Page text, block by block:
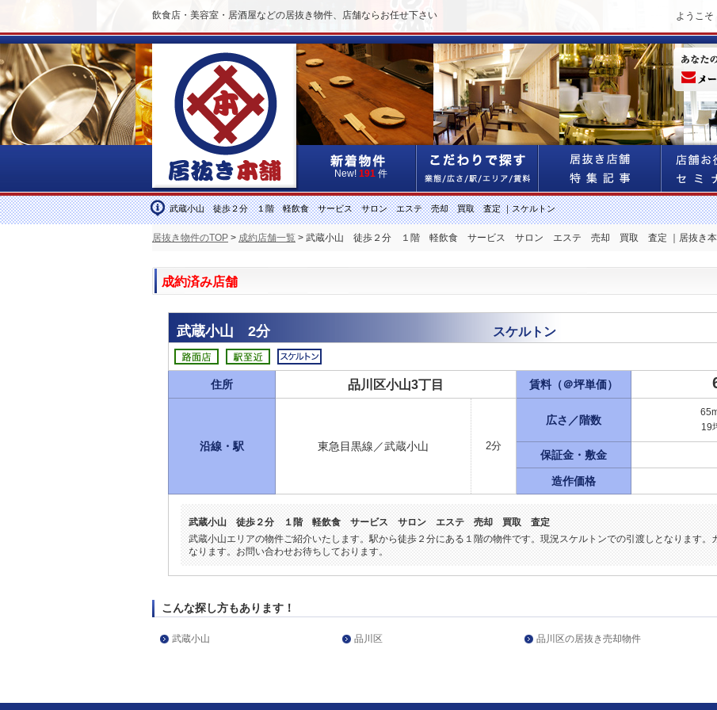
飲食店・美容室・居酒屋などの居抜き物件、店舗ならお任せ下さい ようこそ
New! 191 件
武蔵小山 徒歩２分 １階 軽飲食 サービス サロン エステ 売却 買取 査定 ｜スケルトン
居抜き物件のTOP > 成約店舗一覧 > 武蔵小山 徒歩２分 １階 軽飲食 サービス サロン エステ 売却 買取 査定 ｜居抜き
成約済み店舗
武蔵小山 2分 スケルトン
住所 品川区小山3丁目 賃料（＠坪単価）
沿線・駅 東急目黒線／武蔵小山 2分
広さ／階数
19
保証金・敷金
造作価格
武蔵小山 徒歩２分 １階 軽飲食 サービス サロン エステ 売却 買取 査定
武蔵小山エリアの物件ご紹介いたします。駅から徒歩２分にある１階の物件です。現況スケルトンでの引渡しとなります。
なります。お問い合わせお待ちしております。
こんな探し方もあります！
武蔵小山 品川区 品川区の居抜き売却物件